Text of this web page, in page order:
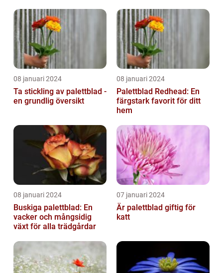
08 januari 2024
Ta stickling av palettblad -
en grundlig översikt
08 januari 2024
Palettblad Redhead: En
färgstark favorit för ditt
hem
08 januari 2024
Buskiga palettblad: En
vacker och mångsidig
växt för alla trädgårdar
07 januari 2024
Är palettblad giftig för
katt